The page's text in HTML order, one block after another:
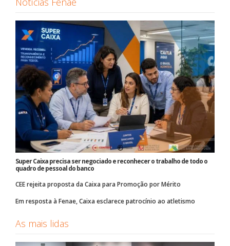
Super Caixa precisa ser negociado e reconhecer o trabalho de todo o
quadro de pessoal do banco
CEE rejeita proposta da Caixa para Promoção por Mérito
Em resposta à Fenae, Caixa esclarece patrocínio ao atletismo
As mais lidas